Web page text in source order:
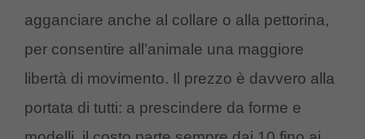
agganciare anche al collare o alla pettorina,
per consentire all’animale una maggiore
libertà di movimento. Il prezzo è davvero alla
portata di tutti: a prescindere da forme e